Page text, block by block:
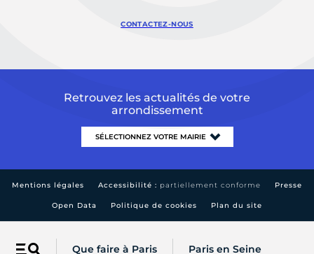
Que faire à Paris Paris en Seine
CONTACTEZ-NOUS
Retrouvez les actualités de votre
arrondissement
Mentions légales Accessibilité : partiellement conforme Presse
Open Data Politique de cookies Plan du site